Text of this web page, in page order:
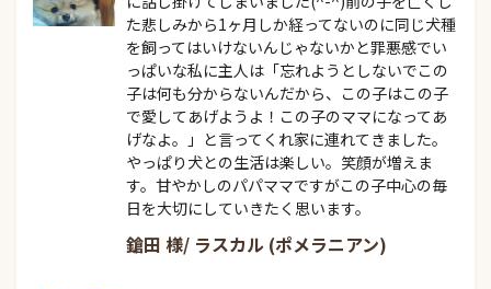
た悲しみから1ヶ月しか経ってないのに同じ犬種
を飼ってはいけないんじゃないかと罪悪感でい
っぱいな私に主人は「忘れようとしないでこの
子は何も分からないんだから、この子はこの子
で愛してあげようよ！この子のママになってあ
げなよ。」と言ってくれ家に連れてきました。
やっぱり犬との生活は楽しい。笑顔が増えま
す。甘やかしのパパママですがこの子中心の毎
日を大切にしていきたく思います。
鎗田 様/ ラスカル (ポメラニアン)